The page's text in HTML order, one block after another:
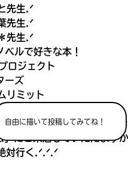
自由に描いて投稿してみてね！
生.ᐟ
生.ᐟ
生.ᐟ
ルで好きな本！
ロジェクト
ズ
ミット
フェでもあるけど…）「
にご来店していただます
対行く.ᐟ.ᐟ.ᐟ